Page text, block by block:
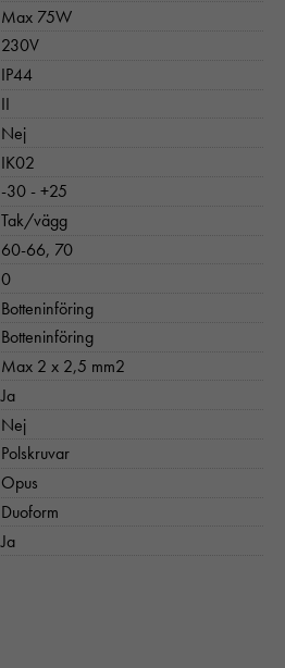
Max 75W
230V
IP44
II
Nej
IK02
-30 - +25
Tak/vägg
60-66, 70
0
Botteninföring
Botteninföring
Max 2 x 2,5 mm2
Ja
Nej
Polskruvar
Opus
Duoform
Ja
Dessa kakor går inte att välja bort.
behövs för att hemsidan över huvud
ska fungera: